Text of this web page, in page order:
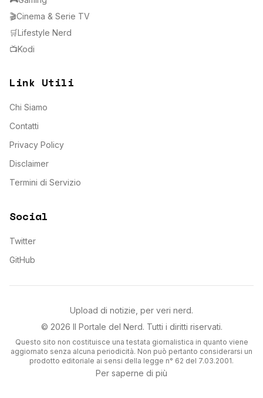
🎬Cinema & Serie TV
🛒Lifestyle Nerd
📺Kodi
Link Utili
Chi Siamo
Contatti
Privacy Policy
Disclaimer
Termini di Servizio
Social
Twitter
GitHub
Upload di notizie, per veri nerd.
© 2026 Il Portale del Nerd. Tutti i diritti riservati.
Questo sito non costituisce una testata giornalistica in quanto viene
aggiornato senza alcuna periodicità. Non può pertanto considerarsi un
prodotto editoriale ai sensi della legge n° 62 del 7.03.2001.
Per saperne di più